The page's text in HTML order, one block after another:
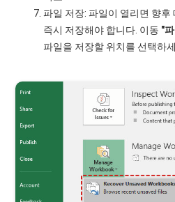
파일 저장: 파일이 열리면 향
즉시 저장해야 합니다. 이동 "
파일을 저장할 위치를 선택하세